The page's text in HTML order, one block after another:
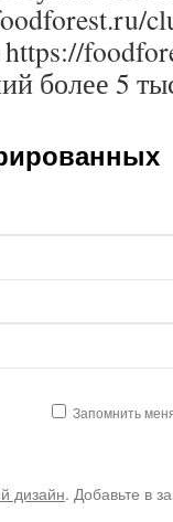
более 5
Запомнить
дизайн. Добавьте в